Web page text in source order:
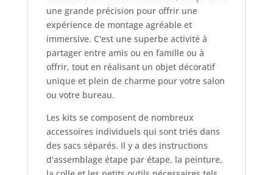
une grande précision pour offrir une
expérience de montage agréable et
immersive. C'est une superbe activité à
partager entre amis ou en famille ou à
offrir, tout en réalisant un objet décoratif
unique et plein de charme pour votre salon
ou votre bureau.
Les kits se composent de nombreux
accessoires individuels qui sont triés dans
des sacs séparés. Il y a des instructions
d'assemblage étape par étape, la peinture,